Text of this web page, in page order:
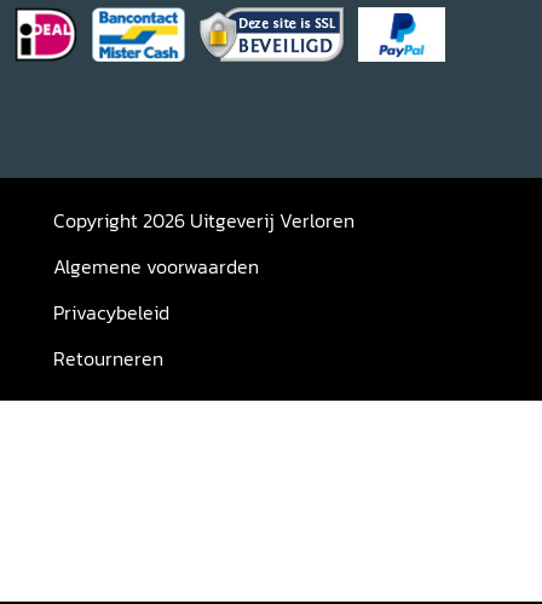
Copyright 2026 Uitgeverij Verloren
Algemene voorwaarden
Privacybeleid
Retourneren